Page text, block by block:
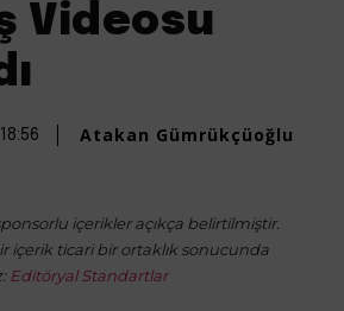
Videosu
Atakan Gümrükçüoğlu
içerikler açıkça belirtilmiştir.
içerik ticari bir ortaklık sonucunda
Editöryal Standartlar